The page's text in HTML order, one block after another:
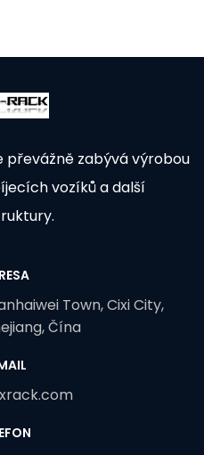
převážně zabývá výrobou
vozíků a další
Town, Cixi City,
Čína